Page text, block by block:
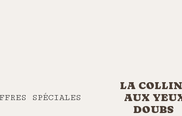
SPÉCIALES
LA
AUX
DOUBS